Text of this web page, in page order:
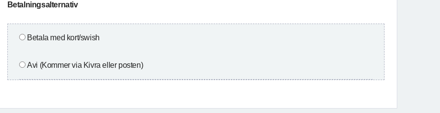
Betalningsalternativ
Betala med kort/swish
Avi (Kommer via Kivra eller posten)